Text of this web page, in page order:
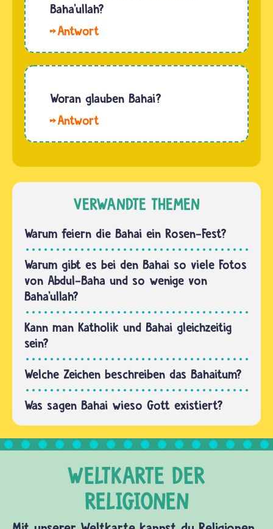
Ketura
aus
Bahai
mit ihrer
Gemeinde.
Fast alle
laden an
diesem
Baha’ullah?
den
dass es
nur einen
einzigen
Gott
Anhängerinnen
Anhänger
der…
Woran glauben Bahai?
angehören,
glauben
an die
Einheit
Gottes,
die
Einheit
der
Religion
und die
Einheit
VERWANDTE THEMEN
Warum feiern die Bahai ein Rosen-Fest?
Warum gibt es bei den Bahai so viele Fotos
von Abdul-Baha und so wenige von
Baha’ullah?
Kann man Katholik und Bahai gleichzeitig
sein?
Welche Zeichen beschreiben das Bahaitum?
Was sagen Bahai wieso Gott existiert?